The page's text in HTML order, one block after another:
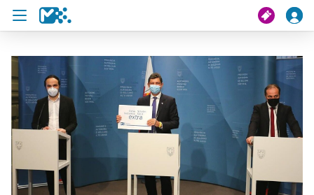
Crissa
Mi viac
Chertes de viac
U19 Pass